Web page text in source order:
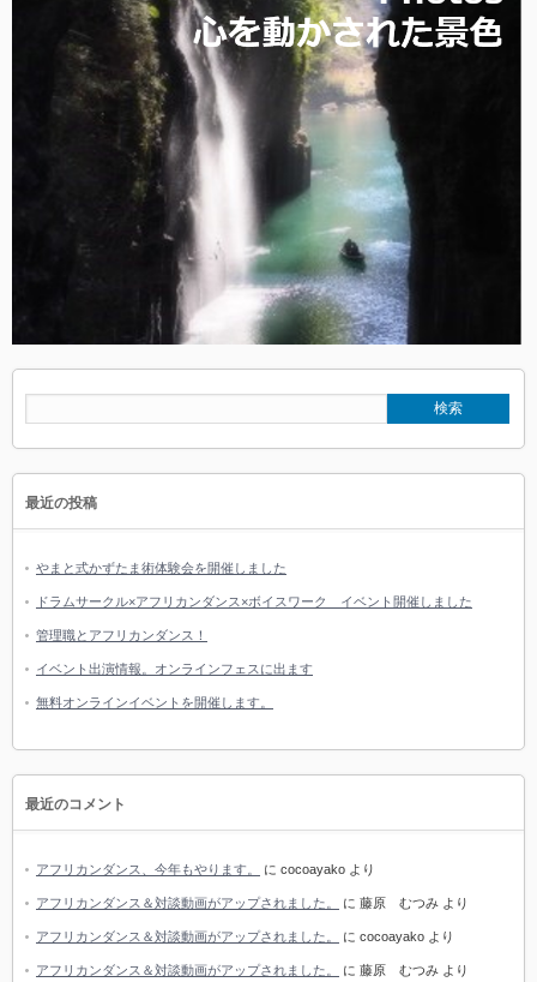
最近の投稿
やまと式かずたま術体験会を開催しました
ドラムサークル×アフリカンダンス×ボイスワーク イベント開催しました
管理職とアフリカンダンス！
イベント出演情報。オンラインフェスに出ます
無料オンラインイベントを開催します。
最近のコメント
アフリカンダンス、今年もやります。 に cocoayako より
アフリカンダンス＆対談動画がアップされました。 に 藤原 むつみ より
アフリカンダンス＆対談動画がアップされました。 に cocoayako より
アフリカンダンス＆対談動画がアップされました。 に 藤原 むつみ より